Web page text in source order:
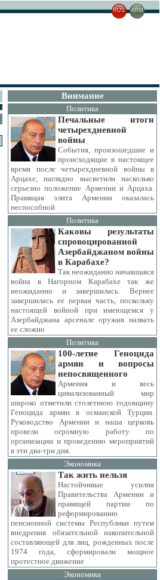
RUS ARM
Внимание
Политика
Печальные итоги
четырехдневной
войны
События, произошедшие и
происходящие в настоящее
время после четырехдневной войны в
Арцахе, наглядно высветили насколько
серьезно положение Армении и Арцаха.
Правящая элита Армении оказалась
неспособной
Политика
Каковы результаты
спровоцированной
Азербайджаном войны
в Карабахе?
Так неожиданно начавшаяся
война в Нагорном Карабахе так же
неожиданно и завершилась. Вернее
завершилась ее первая часть, поскольку
настоящей войной при имеющемся у
Азербайджана арсенале оружия назвать
ее сложно
Политика
100-летие Геноцида
армян и вопросы
непосвященного
Армения и весь
цивилизованный мир
широко отметили столетнюю годовщину
Геноцида армян в османской Турции.
Руководство Армении и наша церковь
провели огромную работу по
организации и проведению мероприятий
в эти два-три дня.
Экономика
Так жить нельзя
Настойчивые усилия
Правительства Армении и
правящей партии по
реформированию
пенсионной системы Республики путем
внедрения обязательной накопительной
составляющей для лиц, рожденных после
1974 года, сформировали мощное
протестное движение
Экономика